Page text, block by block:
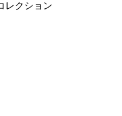
レクション